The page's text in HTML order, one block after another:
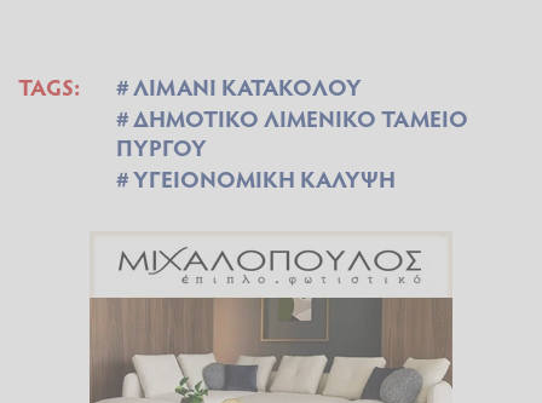
TAGS:
ΛΙΜΑΝΙ ΚΑΤΑΚΟΛΟΥ
ΔΗΜΟΤΙΚΟ ΛΙΜΕΝΙΚΟ ΤΑΜΕΙΟ
ΠΥΡΓΟΥ
ΥΓΕΙΟΝΟΜΙΚΗ ΚΑΛΥΨΗ